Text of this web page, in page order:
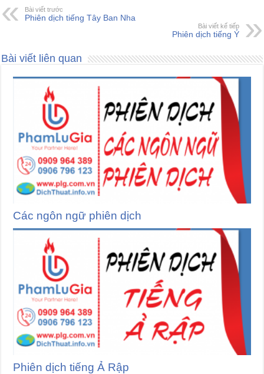
Bài viết trước
Phiên dịch tiếng Tây Ban Nha
Bài viết kế tiếp
Phiên dịch tiếng Ý
Bài viết liên quan
Các ngôn ngữ phiên dịch
Phiên dịch tiếng Ả Rập